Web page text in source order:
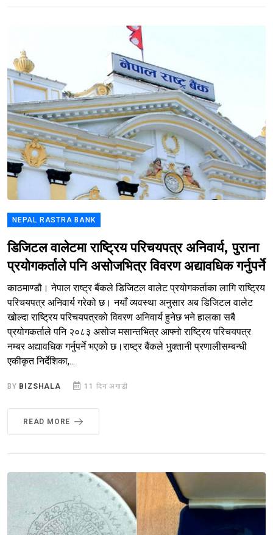
NEPAL RASTRA BANK
डिजिटल वालेटमा राष्ट्रिय परिचयपत्र अनिवार्य, पुराना
प्रयोगकर्ताले पनि असोजभित्र विवरण अद्यावधिक गर्नुपर्ने
काठमाण्डौ। नेपाल राष्ट्र बैंकले डिजिटल वालेट प्रयोगकर्ताका लागि राष्ट्रिय
परिचयपत्र अनिवार्य गरेको छ। नयाँ व्यवस्था अनुसार अब डिजिटल वालेट
खोल्दा राष्ट्रिय परिचयपत्रको विवरण अनिवार्य हुनेछ भने हालका सबै
प्रयोगकर्ताले पनि २०८३ असोज मसान्तभित्र आफ्नो राष्ट्रिय परिचयपत्र
नम्बर अद्यावधिक गर्नुपर्ने भएको छ।राष्ट्र बैंकले भुक्तानी प्रणालीसम्बन्धी
एकीकृत निर्देशिका,...
BY BIZSHALA 11 दिन अगाडी
READ MORE